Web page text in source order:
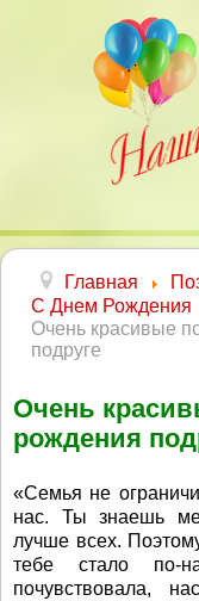
Главная
С Днем Рождения
Очень красивые
подруге
Очень
рождения
«Семья не
нас. Ты знаешь
лучше всех.
тебе стало по-
почувствовала,